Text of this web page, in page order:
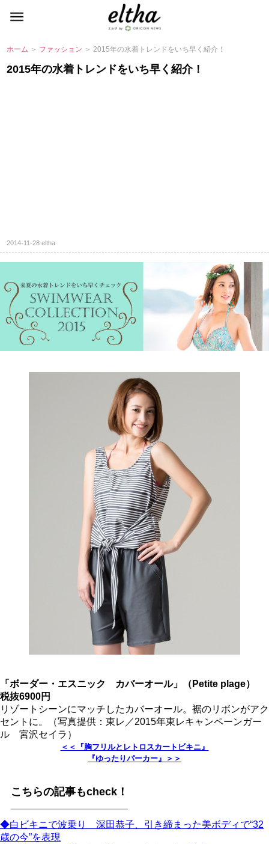
ホーム ＞ ファッション ＞ 2015年の水着トレンドをいち早く紹介！
2015年の水着トレンドをいち早く紹介！
2014-11-28eltha
「ボーダー・エスニック カバーオール」（Petite plage）
税抜6900円
リゾートシーンにマッチしたカバーオール。裾のリボンがアク
セントに。（写真提供：東レ／2015年東レキャンペーンガー
ル 宮沢セイラ）
＜＜『胸フリルとレトロスカートビキニ』
『ゆったりパーカー』＞＞
こちらの記事もcheck！
◆白ビキニで波乗り 深田恭子、引き締まった美ボディで“32
歳の今”を表現